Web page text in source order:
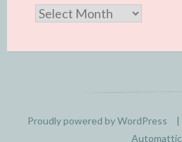
Archive
Proudly powered by WordPress |
Automattic